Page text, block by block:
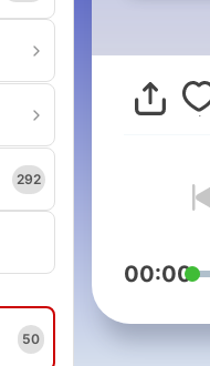
292
50
00:00